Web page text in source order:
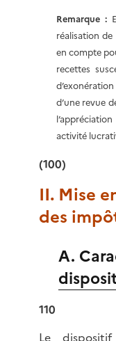
Remarque :
réalisation
en compte
recettes
d’une revue
activité
(100)
II. Mise
des
A.
110